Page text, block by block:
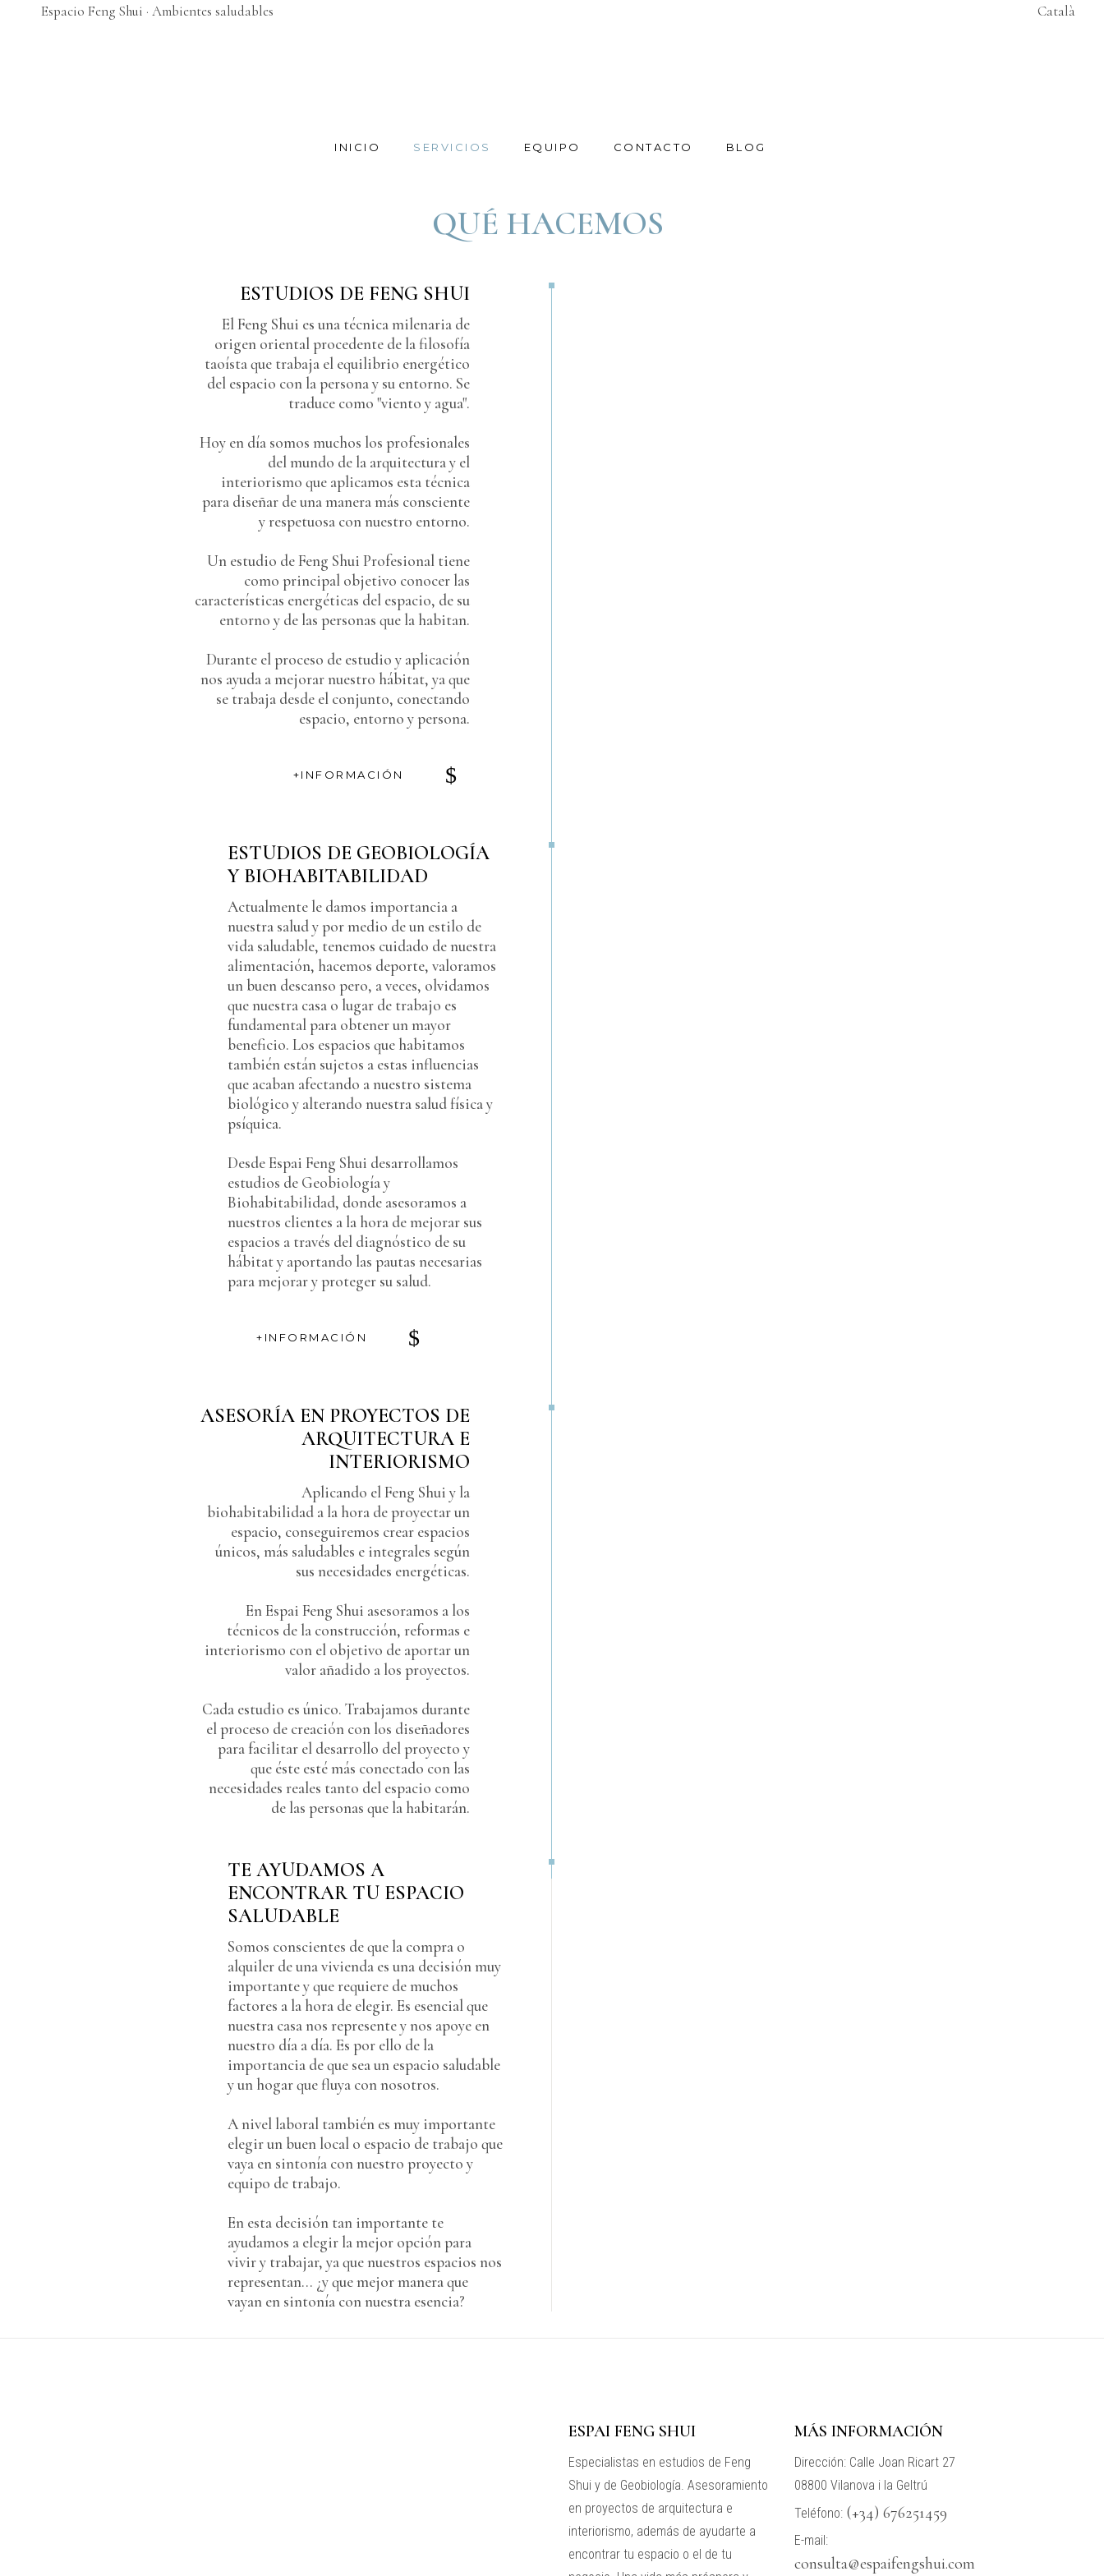
Espacio Feng Shui · Ambientes saludables Català
INICIO SERVICIOS EQUIPO CONTACTO BLOG
QUÉ HACEMOS
ESTUDIOS DE FENG SHUI
El Feng Shui es una técnica milenaria de
origen oriental procedente de la filosofía
taoísta que trabaja el equilibrio energético
del espacio con la persona y su entorno. Se
traduce como "viento y agua".
Hoy en día somos muchos los profesionales
del mundo de la arquitectura y el
interiorismo que aplicamos esta técnica
para diseñar de una manera más consciente
y respetuosa con nuestro entorno.
Un estudio de Feng Shui Profesional tiene
como principal objetivo conocer las
características energéticas del espacio, de su
entorno y de las personas que la habitan.
Durante el proceso de estudio y aplicación
nos ayuda a mejorar nuestro hábitat, ya que
se trabaja desde el conjunto, conectando
espacio, entorno y persona.
+INFORMACIÓN
ESTUDIOS DE GEOBIOLOGÍA
Y BIOHABITABILIDAD
Actualmente le damos importancia a
nuestra salud y por medio de un estilo de
vida saludable, tenemos cuidado de nuestra
alimentación, hacemos deporte, valoramos
un buen descanso pero, a veces, olvidamos
que nuestra casa o lugar de trabajo es
fundamental para obtener un mayor
beneficio. Los espacios que habitamos
también están sujetos a estas influencias
que acaban afectando a nuestro sistema
biológico y alterando nuestra salud física y
psíquica.
Desde Espai Feng Shui desarrollamos
estudios de Geobiología y
Biohabitabilidad, donde asesoramos a
nuestros clientes a la hora de mejorar sus
espacios a través del diagnóstico de su
hábitat y aportando las pautas necesarias
para mejorar y proteger su salud.
+INFORMACIÓN
ASESORÍA EN PROYECTOS DE
ARQUITECTURA E
INTERIORISMO
Aplicando el Feng Shui y la
biohabitabilidad a la hora de proyectar un
espacio, conseguiremos crear espacios
únicos, más saludables e integrales según
sus necesidades energéticas.
En Espai Feng Shui asesoramos a los
técnicos de la construcción, reformas e
interiorismo con el objetivo de aportar un
valor añadido a los proyectos.
Cada estudio es único. Trabajamos durante
el proceso de creación con los diseñadores
para facilitar el desarrollo del proyecto y
que éste esté más conectado con las
necesidades reales tanto del espacio como
de las personas que la habitarán.
TE AYUDAMOS A
ENCONTRAR TU ESPACIO
SALUDABLE
Somos conscientes de que la compra o
alquiler de una vivienda es una decisión muy
importante y que requiere de muchos
factores a la hora de elegir. Es esencial que
nuestra casa nos represente y nos apoye en
nuestro día a día. Es por ello de la
importancia de que sea un espacio saludable
y un hogar que fluya con nosotros.
A nivel laboral también es muy importante
elegir un buen local o espacio de trabajo que
vaya en sintonía con nuestro proyecto y
equipo de trabajo.
En esta decisión tan importante te
ayudamos a elegir la mejor opción para
vivir y trabajar, ya que nuestros espacios nos
representan... ¿y que mejor manera que
vayan en sintonía con nuestra esencia?
ESPAI FENG SHUI
Especialistas en estudios de Feng
Shui y de Geobiología. Asesoramiento
en proyectos de arquitectura e
interiorismo, además de ayudarte a
encontrar tu espacio o el de tu
MÁS INFORMACIÓN
Dirección: Calle Joan Ricart 27
08800 Vilanova i la Geltrú
Teléfono: (+34) 676251459
E-mail:
consulta@espaifengshui.com